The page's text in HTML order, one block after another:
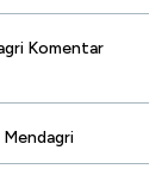
Komentar